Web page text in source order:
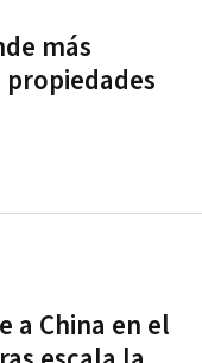
más
a China en el